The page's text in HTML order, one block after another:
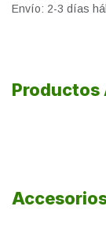
Envío: 2-3 días